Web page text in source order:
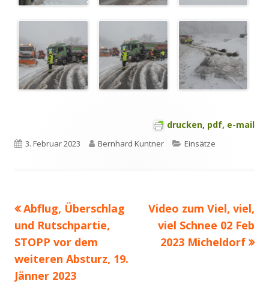
drucken, pdf, e-mail
Veröffentlicht
3. Februar 2023 Autor
Bernhard Kuntner Kategorien
Einsätze
Beitragsnavigation
Vorheriger
Beitrag:
Abflug, Überschlag
und Rutschpartie,
STOPP vor dem
weiteren Absturz, 19.
Jänner 2023
Nächster
Beitrag
Video zum Viel, viel,
viel Schnee 02 Feb
2023 Micheldorf